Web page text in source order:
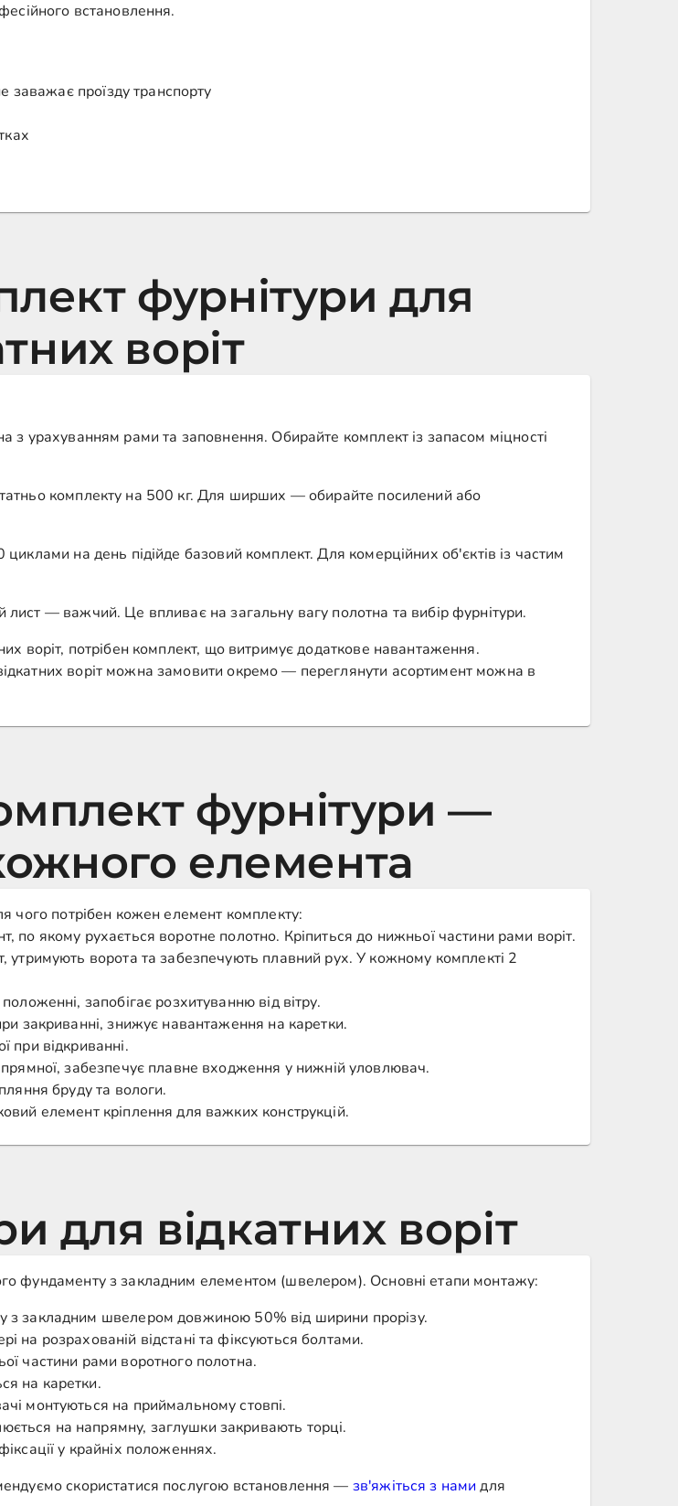
встановлення.
заважає проїзду транспорту
фурнітури для
воріт
з урахуванням рами та заповнення. Обирайте комплект із запасом міцності
комплекту на 500 кг. Для ширших — обирайте посилений або
на день підійде базовий комплект. Для комерційних об'єктів із частим
— важчий. Це впливає на загальну вагу полотна та вибір фурнітури.
воріт, потрібен комплект, що витримує додаткове навантаження.
воріт можна замовити окремо — переглянути асортимент можна в
фурнітури —
елемента
чого потрібен кожен елемент комплекту:
по якому рухається воротне полотно. Кріпиться до нижньої частини рами воріт.
ворота та забезпечують плавний рух. У кожному комплекті 2
запобігає розхитуванню від вітру.
закриванні, знижує навантаження на каретки.
при відкриванні.
забезпечує плавне входження у нижній уловлювач.
бруду та вологи.
елемент кріплення для важких конструкцій.
для відкатних воріт
фундаменту з закладним елементом (швелером). Основні етапи монтажу:
з закладним швелером довжиною 50% від ширини прорізу.
на розрахованій відстані та фіксуються болтами.
частини рами воротного полотна.
на каретки.
монтуються на приймальному стовпі.
на напрямну, заглушки закривають торці.
у крайніх положеннях.
скористатися послугою встановлення — зв'яжіться з нами для